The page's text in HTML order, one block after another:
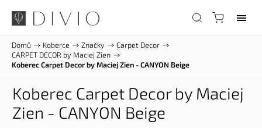
Domů / Koberce / Značky / Carpet Decor /
CARPET DECOR by Maciej Zien /
Koberec Carpet Decor by Maciej Zien - CANYON Beige
Koberec Carpet Decor by Maciej
Zien - CANYON Beige